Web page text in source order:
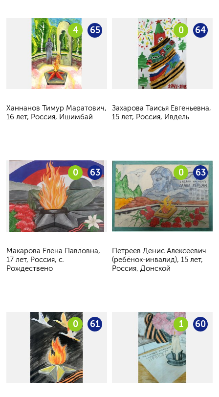
65
4
Ханнанов Тимур Маратович,
16 лет, Россия, Ишимбай
64
0
Захарова Таисья Евгеньевна,
15 лет, Россия, Ивдель
63
0
Макарова Елена Павловна,
17 лет, Россия, с.
Рождествено
63
0
Петреев Денис Алексеевич
(ребёнок-инвалид), 15 лет,
Россия, Донской
61
0 60
1